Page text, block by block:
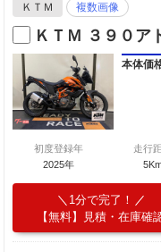
ＫＴＭ 複数画像
ＫＴＭ ３９０
本体価
初度登録年
2025年
走行
1分で完了！
【無料】見積・在庫確